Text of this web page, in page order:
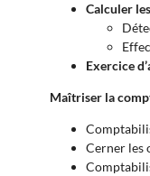
Calculer
Exercice
Maîtriser la
Cerner les